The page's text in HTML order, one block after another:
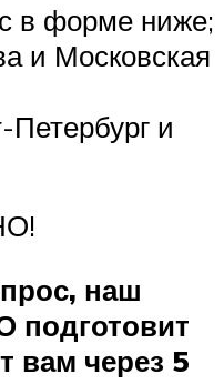
в форме ниже;
и Московская
Петербург и
наш
вам через 5